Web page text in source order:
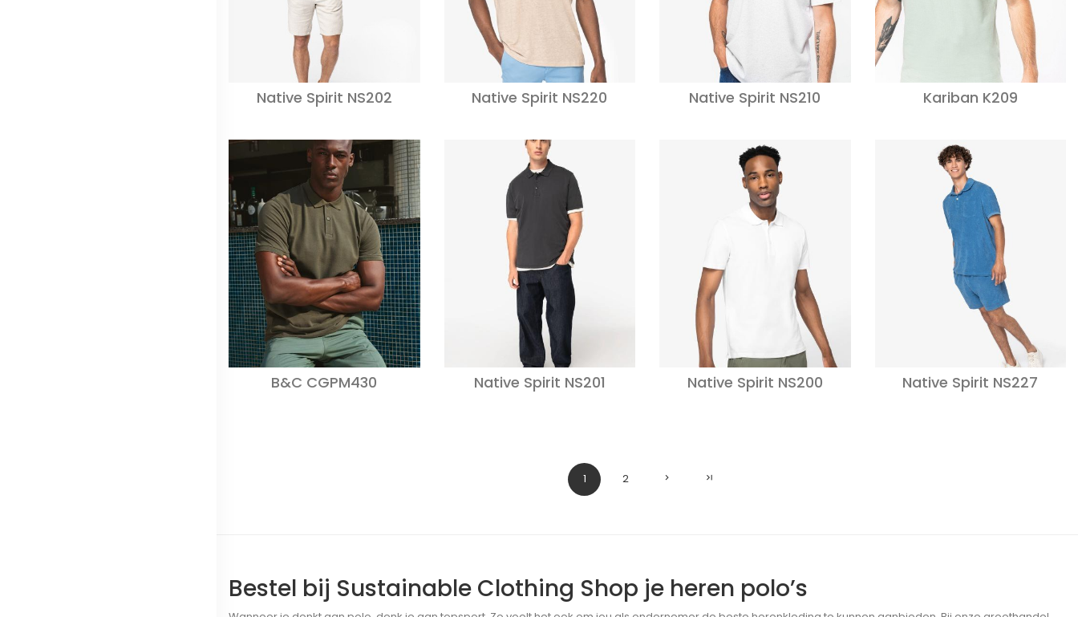
Native Spirit NS202 Native Spirit NS220 Native Spirit NS210 Kariban K209
B&C CGPM430 Native Spirit NS201 Native Spirit NS200 Native Spirit NS227
1 2 VolgendeLaatste
Bestel bij Sustainable Clothing Shop je heren polo’s